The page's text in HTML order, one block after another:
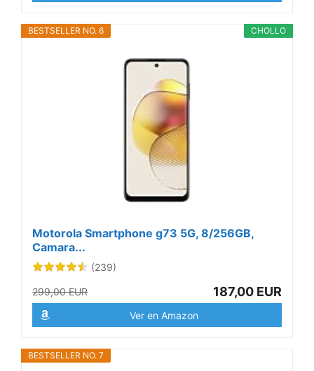
CHOLLO
BESTSELLER NO. 6
Motorola Smartphone g73 5G, 8/256GB,
Camara...
(239)
299,00 EUR 187,00 EUR
Ver en Amazon
BESTSELLER NO. 7